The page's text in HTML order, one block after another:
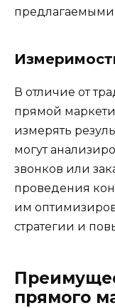
предлагаемыми
В отличие от
прямой
измерять
могут
звонков или
проведения
им
стратегии и
прямого